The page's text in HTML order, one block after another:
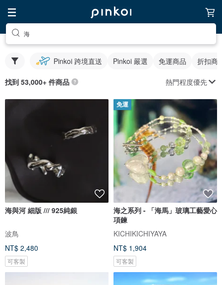
海
Pinkoi 跨境直送 Pinkoi 嚴選 免運商品 折扣商
找到 53,000+ 件商品 熱門程度優先
海與河 細版 /// 925純銀
波鳥
NT$ 2,480
可客製
免運
海之系列 - 「海馬」玻璃工藝愛心
項鍊
KICHIKICHIYAYA
NT$ 1,904
可客製